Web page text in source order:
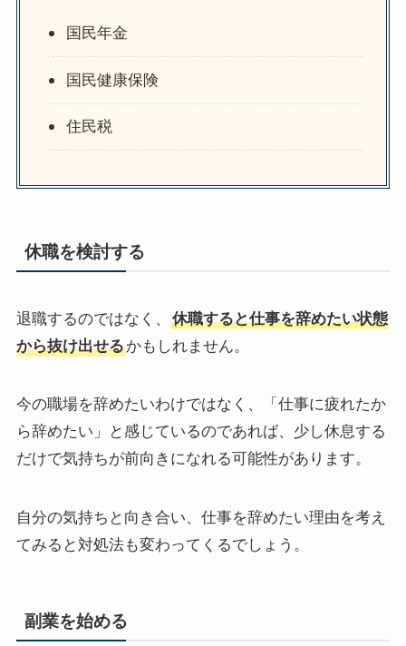
国民年金
国民健康保険
住民税
休職を検討する
退職するのではなく、
休職すると仕事を辞めたい状態
から抜け出せるかもしれません。
今の職場を辞めたいわけではなく、「仕事に疲れたか
ら辞めたい」と感じているのであれば、少し休息する
だけで気持ちが前向きになれる可能性があります。
自分の気持ちと向き合い、仕事を辞めたい理由を考え
てみると対処法も変わってくるでしょう。
副業を始める